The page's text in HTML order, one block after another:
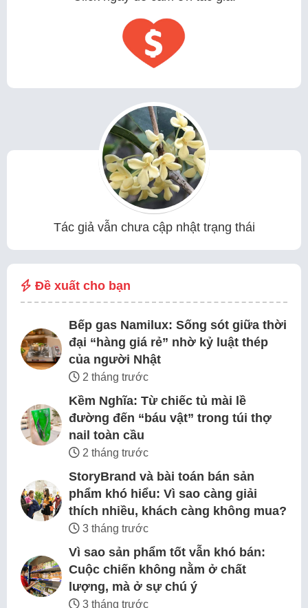
Tác giả vẫn chưa cập nhật trạng thái
Đề xuất cho bạn
Bếp gas Namilux: Sống sót giữa thời
đại “hàng giá rẻ” nhờ kỷ luật thép
của người Nhật
2 tháng trước
Kềm Nghĩa: Từ chiếc tủ mài lề
đường đến “báu vật” trong túi thợ
nail toàn cầu
2 tháng trước
StoryBrand và bài toán bán sản
phẩm khó hiểu: Vì sao càng giải
thích nhiều, khách càng không mua?
3 tháng trước
Vì sao sản phẩm tốt vẫn khó bán:
Cuộc chiến không nằm ở chất
lượng, mà ở sự chú ý
3 tháng trước